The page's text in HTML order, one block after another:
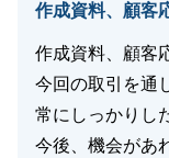
作成資料、顧客
作成資料、顧客
今回の取引を通
常にしっかりし
今後、機会があ